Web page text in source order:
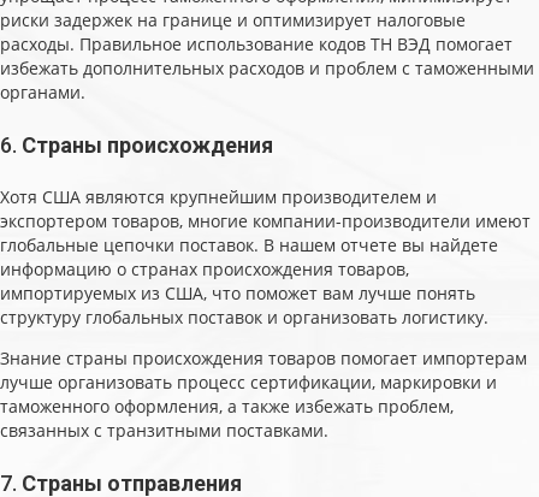
риски задержек на границе и оптимизирует налоговые
расходы. Правильное использование кодов ТН ВЭД помогает
избежать дополнительных расходов и проблем с таможенными
органами.
6. Страны происхождения
Хотя США являются крупнейшим производителем и
экспортером товаров, многие компании-производители имеют
глобальные цепочки поставок. В нашем отчете вы найдете
информацию о странах происхождения товаров,
импортируемых из США, что поможет вам лучше понять
структуру глобальных поставок и организовать логистику.
Знание страны происхождения товаров помогает импортерам
лучше организовать процесс сертификации, маркировки и
таможенного оформления, а также избежать проблем,
связанных с транзитными поставками.
7. Страны отправления